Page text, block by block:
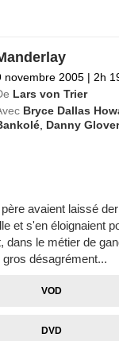
novembre 2005 | 2h
Lars von Trier
Bryce Dallas
, Danny
avaient laissé
et s'en éloignaient
dans le métier de
désagrément...
VOD
DVD